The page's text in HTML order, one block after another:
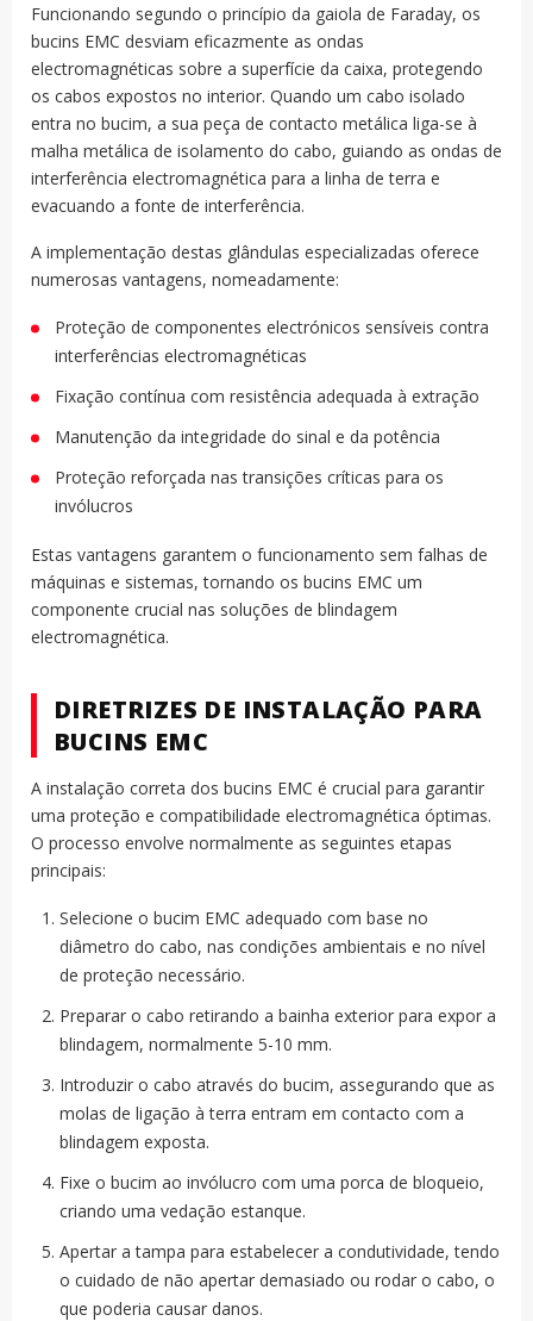
Funcionando segundo o princípio da gaiola de Faraday, os
bucins EMC desviam eficazmente as ondas
electromagnéticas sobre a superfície da caixa, protegendo
os cabos expostos no interior. Quando um cabo isolado
entra no bucim, a sua peça de contacto metálica liga-se à
malha metálica de isolamento do cabo, guiando as ondas de
interferência electromagnética para a linha de terra e
evacuando a fonte de interferência.
A implementação destas glândulas especializadas oferece
numerosas vantagens, nomeadamente:
Proteção de componentes electrónicos sensíveis contra
interferências electromagnéticas
Fixação contínua com resistência adequada à extração
Manutenção da integridade do sinal e da potência
Proteção reforçada nas transições críticas para os
invólucros
Estas vantagens garantem o funcionamento sem falhas de
máquinas e sistemas, tornando os bucins EMC um
componente crucial nas soluções de blindagem
electromagnética.
DIRETRIZES DE INSTALAÇÃO PARA
BUCINS EMC
A instalação correta dos bucins EMC é crucial para garantir
uma proteção e compatibilidade electromagnética óptimas.
O processo envolve normalmente as seguintes etapas
principais:
Selecione o bucim EMC adequado com base no
diâmetro do cabo, nas condições ambientais e no nível
de proteção necessário.
Preparar o cabo retirando a bainha exterior para expor a
blindagem, normalmente 5-10 mm.
Introduzir o cabo através do bucim, assegurando que as
molas de ligação à terra entram em contacto com a
blindagem exposta.
Fixe o bucim ao invólucro com uma porca de bloqueio,
criando uma vedação estanque.
Apertar a tampa para estabelecer a condutividade, tendo
o cuidado de não apertar demasiado ou rodar o cabo, o
que poderia causar danos.